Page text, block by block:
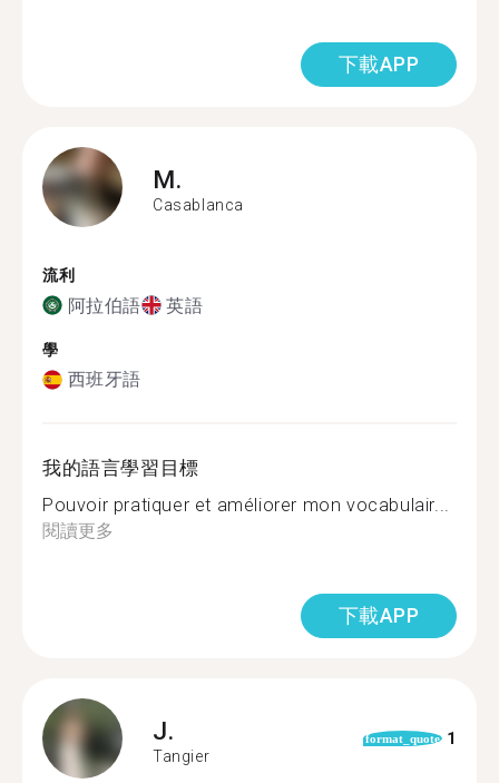
下載APP
M.
Casablanca
流利
阿拉伯語 英語
學
西班牙語
我的語言學習目標
Pouvoir pratiquer et améliorer mon vocabulair...
閱讀更多
下載APP
J.
Tangier
format_quote 1